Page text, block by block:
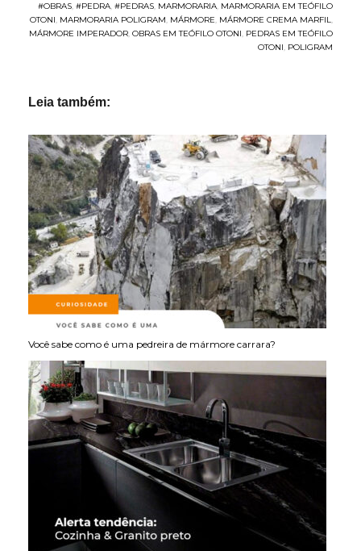
#OBRAS, #PEDRA, #PEDRAS, MARMORARIA, MARMORARIA EM TEÓFILO
OTONI, MARMORARIA POLIGRAM, MÁRMORE, MÁRMORE CREMA MARFIL,
MÁRMORE IMPERADOR, OBRAS EM TEÓFILO OTONI, PEDRAS EM TEÓFILO
OTONI, POLIGRAM
Leia também:
Você sabe como é uma pedreira de mármore carrara?